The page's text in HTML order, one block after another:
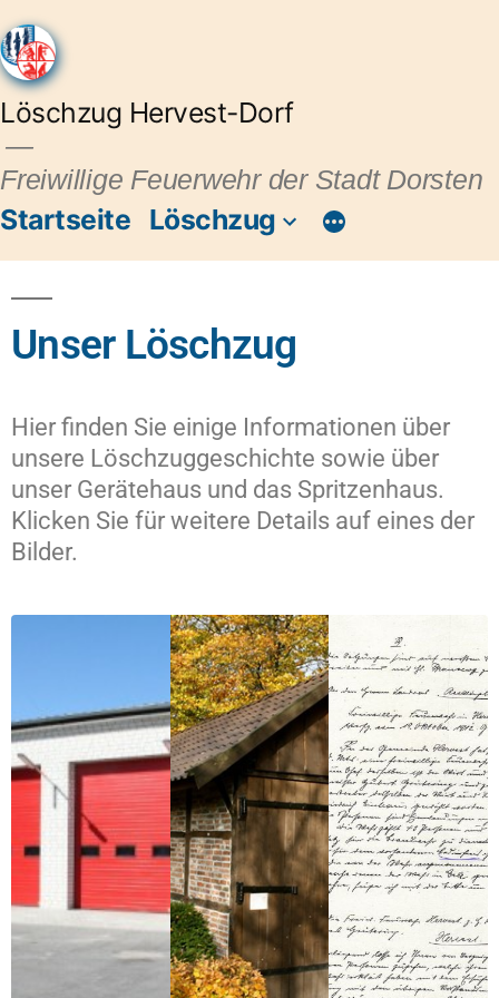
Löschzug Hervest-Dorf
Freiwillige Feuerwehr der Stadt Dorsten
Startseite Löschzug
Unser Löschzug
Hier finden Sie einige Informationen über
unsere Löschzuggeschichte sowie über
unser Gerätehaus und das Spritzenhaus.
Klicken Sie für weitere Details auf eines der
Bilder.